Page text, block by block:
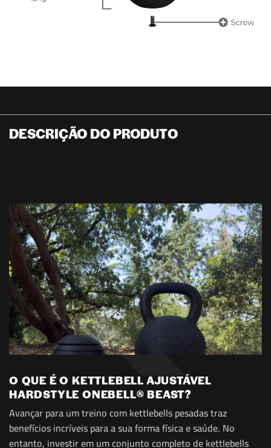
DESCRIÇÃO DO PRODUTO
O QUE É O KETTLEBELL AJUSTÁVEL
HARDSTYLE ONEBELL® BEAST?
Avançar para um treino com kettlebells pesadas traz
benefícios incríveis para a sua forma física e saúde. No
entanto, investir em um conjunto completo de kettlebells